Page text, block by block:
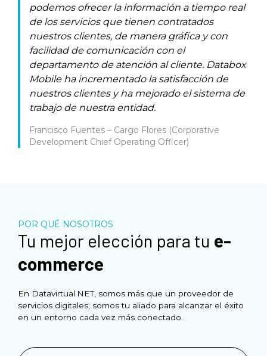
podemos ofrecer la información a tiempo real
de los servicios que tienen contratados
nuestros clientes, de manera gráfica y con
facilidad de comunicación con el
departamento de atención al cliente. Databox
Mobile ha incrementado la satisfacción de
nuestros clientes y ha mejorado el sistema de
trabajo de nuestra entidad.
Francisco Fuentes – Cargo Flores (Corporative
Development Chief Operating Officer)
POR QUÉ NOSOTROS
Tu mejor elección para tu e-
commerce
En Datavirtual.NET, somos más que un proveedor de
servicios digitales; somos tu aliado para alcanzar el éxito
en un entorno cada vez más conectado.